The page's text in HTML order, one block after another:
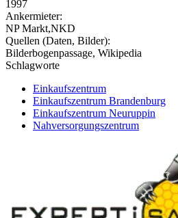
1997
Ankermieter:
NP Markt,NKD
Quellen (Daten, Bilder):
Bilderbogenpassage, Wikipedia
Schlagworte
Einkaufszentrum
Einkaufszentrum Brandenburg
Einkaufszentrum Neuruppin
Nahversorgungszentrum